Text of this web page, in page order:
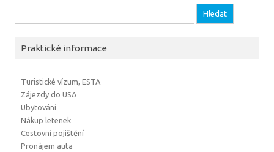
Praktické informace
Turistické vízum, ESTA
Zájezdy do USA
Ubytování
Nákup letenek
Cestovní pojištění
Pronájem auta